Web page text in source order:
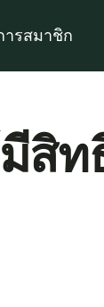
ารสมาชิก
สิท